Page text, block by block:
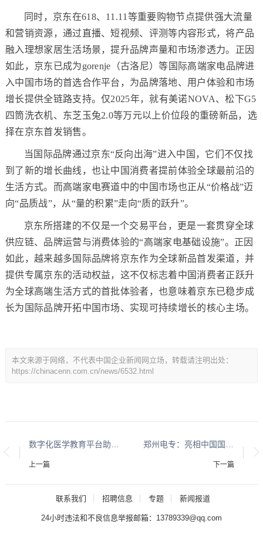
同时，京东在618、11.11等重要购物节点提供强大流量
和营销资源，通过直播、短视频、评测等内容形式，将产品
融入理想家居生活场景，提升品牌声量和市场渗透力。正因
如此，京东已成为gorenje（古洛尼）等国际高端家电品牌进
入中国市场的首选合作平台，为品牌落地、用户体验和市场
增长提供全链路支持。仅2025年，就有美诺NOVA、松下G5
四筒洗衣机、东芝玉兔2.0等万元以上价位段的重磅新品，选
择在京东首发销售。
当国际品牌通过京东“反向出海”进入中国，它们不仅找
到了新的增长曲线，也让中国消费者提前体验全球最前沿的
生活方式。而高端家电赛道中的中国市场也正从“价格战”迈
向“品质战”，从“量的积累”走向“质的跃升”。
京东所搭建的不仅是一个交易平台，更是一套贯穿全球
供应链、品牌运营与消费体验的“高端家电基础设施”。正因
如此，越来越多国际品牌将京东作为全球新品首发渠道，并
提供专属京东的活动权益，这不仅标志着中国消费者正跃升
为全球高端生活方式的首批体验者，也意味着京东已稳步成
长为国际品牌开拓中国市场、实现可持续增长的核心主场。
本文来源于网络，不代表中国企业新闻网立场，转载请注明出处：
https://chinacenn.com.cn/news/6532.html
上一篇 下一篇
联系我们 招聘信息 专题 新闻报道
24小时违法和不良信息举报邮箱：13789339@qq.com